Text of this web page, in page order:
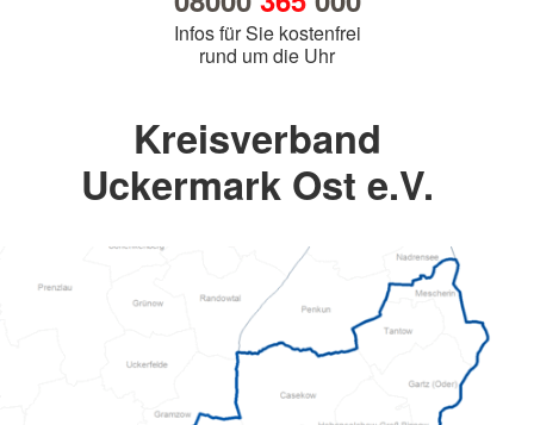
Infos für Sie kostenfrei
rund um die Uhr
Kreisverband
Uckermark Ost e.V.